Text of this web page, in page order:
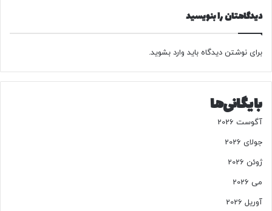
ل
ق
ش
ل
ه
ع
ی‌
ا
د
دیدگاهتان را بنویسید
برای نوشتن دیدگاه باید وارد بشوید.
بایگانی‌ها
آگوست 2026
جولای 2026
ژوئن 2026
می 2026
آوریل 2026